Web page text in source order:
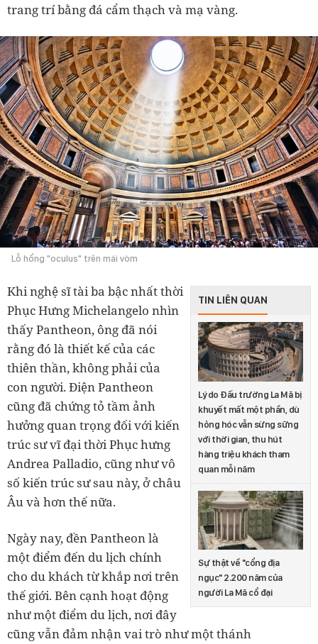
trang trí bằng đá cẩm thạch và mạ vàng.
Lỗ hổng "oculus" trên mái vòm
TIN LIÊN QUAN
Lý do Đấu trường La Mã bị
khuyết mất một phần, dù
hỏng hóc vẫn sừng sững
với thời gian, thu hút
hàng triệu khách tham
quan mỗi năm
Sự thật về "cổng địa
ngục" 2.200 năm của
người La Mã cổ đại
Khi nghệ sĩ tài ba bậc nhất thời
Phục Hưng Michelangelo nhìn
thấy Pantheon, ông đã nói
rằng đó là thiết kế của các
thiên thần, không phải của
con người. Điện Pantheon
cũng đã chứng tỏ tầm ảnh
hưởng quan trọng đối với kiến ​​
trúc sư vĩ đại thời Phục hưng
Andrea Palladio, cũng như vô
số kiến ​​trúc sư sau này, ở châu
Âu và hơn thế nữa.
Ngày nay, đền Pantheon là
một điểm đến du lịch chính
cho du khách từ khắp nơi trên
thế giới. Bên cạnh hoạt động
như một điểm du lịch, nơi đây
cũng vẫn đảm nhận vai trò như một thánh